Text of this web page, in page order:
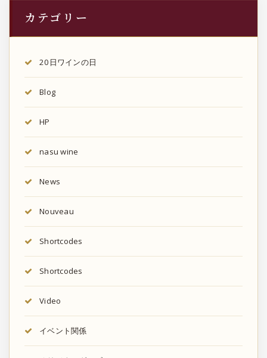
カテゴリー
20日ワインの日
Blog
HP
nasu wine
News
Nouveau
Shortcodes
Shortcodes
Video
イベント関係